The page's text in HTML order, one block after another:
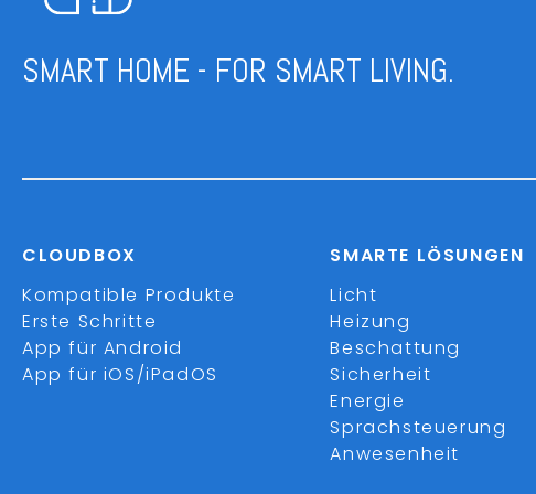
SMART HOME - FOR SMART LIVING.
CLOUDBOX
Kompatible Produkte
Erste Schritte
App für Android
App für iOS/iPadOS
SMARTE LÖSUNGEN
Licht
Heizung
Beschattung
Sicherheit
Energie
Sprachsteuerung
Anwesenheit